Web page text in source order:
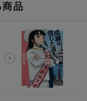
る＆抽選で豪華景品
ータSIM（3GB/月プ
品